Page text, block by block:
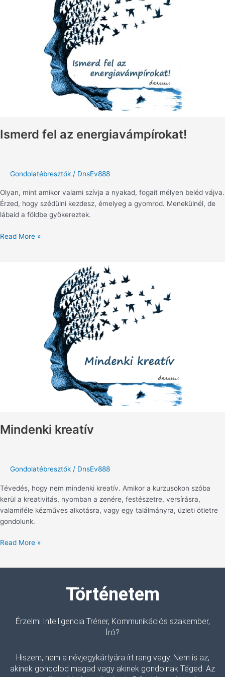
Ismerd fel az energiavámpírokat!
Gondolatébresztők / DnsEv888
Olyan, mint amikor valami szívja a nyakad, fogait mélyen beléd vájva.
Érzed, hogy szédülni kezdesz, émelyeg a gyomrod. Menekülnél, de
lábaid a földbe gyökereztek.
energiavámpírokat!
Read More »
Mindenki kreatív
Gondolatébresztők / DnsEv888
Tévedés, hogy nem mindenki kreatív. Amikor a kurzusokon szóba
kerül a kreativitás, nyomban a zenére, festészetre, versírásra,
valamiféle kézműves alkotásra, vagy egy találmányra, üzleti ötletre
gondolunk.
Read More »
Történetem
Érzelmi Intelligencia Tréner, Kommunikációs szakember,
Író?
Hiszem, nem a névjegykártyára írt rang vagy. Nem is az,
akinek gondolod magad vagy akinek gondolnak Téged. Az